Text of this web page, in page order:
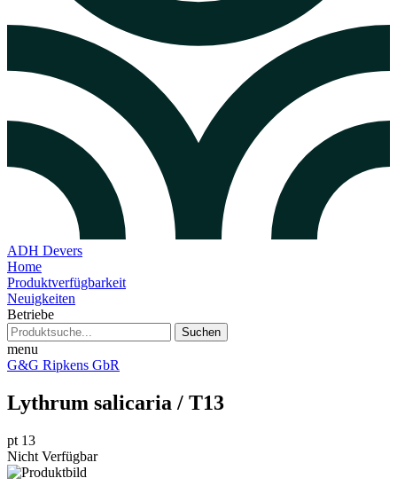
ADH Devers
Home
Produktverfügbarkeit
Neuigkeiten
Betriebe
Suchen
menu
G&G Ripkens GbR
Lythrum salicaria / T13
pt 13
Nicht Verfügbar